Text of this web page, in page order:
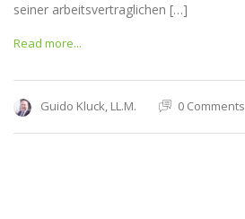
seiner arbeitsvertraglichen […]
Read more...
Guido Kluck, LL.M. 0 Comments